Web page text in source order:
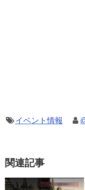
イベント情報
関連記事